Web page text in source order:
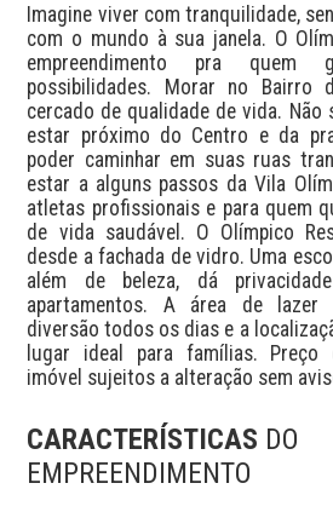
Imagine viver com tranquilidade,
com o mundo à sua janela. O
empreendimento pra quem
possibilidades. Morar no Bairro
cercado de qualidade de vida. Não
estar próximo do Centro e da
poder caminhar em suas ruas
estar a alguns passos da Vila
atletas profissionais e para quem
de vida saudável. O Olímpico
desde a fachada de vidro. Uma
além de beleza, dá
apartamentos. A área de lazer
diversão todos os dias e a
lugar ideal para famílias. Preço
imóvel sujeitos a alteração sem
CARACTERÍSTICAS DO
EMPREENDIMENTO